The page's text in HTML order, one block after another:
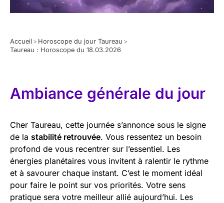
Accueil > Horoscope du jour Taureau >
Taureau : Horoscope du 18.03.2026
Ambiance générale du jour
Cher Taureau, cette journée s’annonce sous le signe
de la stabilité retrouvée. Vous ressentez un besoin
profond de vous recentrer sur l’essentiel. Les
énergies planétaires vous invitent à ralentir le rythme
et à savourer chaque instant. C’est le moment idéal
pour faire le point sur vos priorités. Votre sens
pratique sera votre meilleur allié aujourd’hui. Les